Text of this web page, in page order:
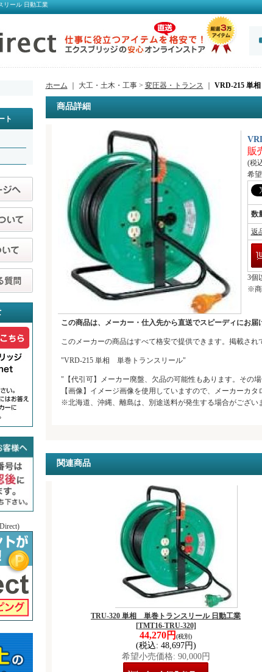
リール 日動工業
ト
ホーム ｜ 大工・土木・工事 > 変圧器・トランス VRD-215 単
商品詳細
販
(税
希
数
返
3個
※商
この商品は、メーカー・仕入先から直送でスピーディにお届
このメーカーの商品はすべて格安で提供できます。掲載され
"VRD-215 単相 単巻トランスリール"
"【代引可】メーカー廃盤、欠品の可能性もあります。その
【画像】イメージ画像を使用していますので、メーカーカタ
※北海道、沖縄、離島は、別途送料が発生する場合がござい
関連商品
TRU-320 単相 単巻トランスリール 日動工業
[TMT16-TRU-320]
44,270円 (税別)
(税込: 48,697円)
希望小売価格: 90,000円